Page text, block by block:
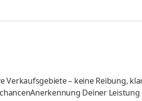
Verkaufsgebiete – keine Reibung,
Deiner Leistung